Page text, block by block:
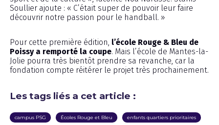
Soullier ajoute : « C’était super de pouvoir leur faire
découvrir notre passion pour le handball. »
Pour cette première édition, l’école Rouge & Bleu de
Poissy a remporté la coupe. Mais l’école de Mantes-la-
Jolie pourra très bientôt prendre sa revanche, car la
fondation compte réitérer le projet très prochainement.
Les tags liés a cet article :
campus PSG Écoles Rouge et Bleu enfants quartiers prioritaires